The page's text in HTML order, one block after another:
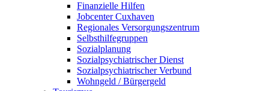
Finanzielle Hilfen
Jobcenter Cuxhaven
Regionales Versorgungszentrum
Selbsthilfegruppen
Sozialplanung
Sozialpsychiatrischer Dienst
Sozialpsychiatrischer Verbund
Wohngeld / Bürgergeld